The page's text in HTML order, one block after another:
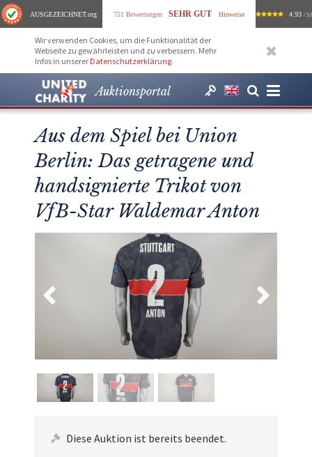
AUSGEZEICHNET.org 751 Bewertungen SEHR GUT Hinweise 4.93 /
Wir verwenden Cookies, um die Funktionalität der
Webseite zu gewährleisten und zu verbessern. Mehr
Infos in unserer Datenschutzerklärung.
Auktionsportal
Aus dem Spiel bei Union
Berlin: Das getragene und
handsignierte Trikot von
VfB-Star Waldemar Anton
Diese Auktion ist bereits beendet.